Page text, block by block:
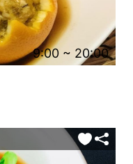
9:00 ~ 20:00